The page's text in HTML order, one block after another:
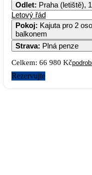
Odlet: Praha (letiště),
Letový řád
Pokoj: Kajuta pro 2
balkonem
Strava: Plná penze
Celkem: 66 980 Kč
Rezervujte